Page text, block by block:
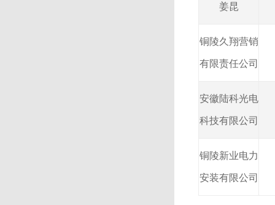
姜昆
铜陵久翔营销
有限责任公司
安徽陆科光电
科技有限公司
铜陵新业电力
安装有限公司